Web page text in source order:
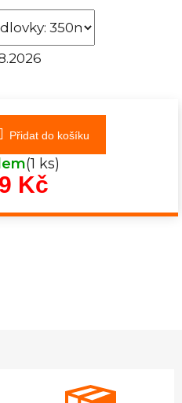
Přidat do košíku
(1 ks)
Kč